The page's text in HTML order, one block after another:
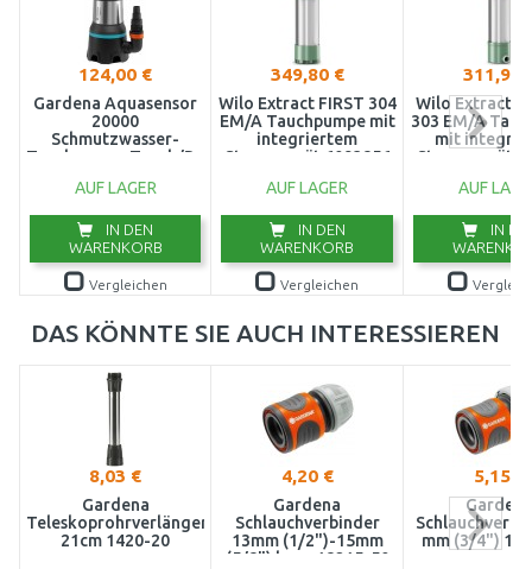
124,00 €
Gardena Aquasensor
20000
Schmutzwasser-
Tauchpumpe,Tauch/Druckpumpe
9044-20
AUF LAGER
IN DEN
WARENKORB
Vergleichen
349,80 €
Wilo Extract FIRST 304
EM/A Tauchpumpe mit
integriertem
Steuergerät 6093856
AUF LAGER
IN DEN
WARENKORB
Vergleichen
311,90
Wilo Extract
303 EM/A
mit
Steuergerät
AUF
IN
DAS KÖNNTE SIE AUCH INTERESSIEREN
8,03 €
Gardena
Teleskoprohrverlängerung,
21cm 1420-20
4,20 €
Gardena
Schlauchverbinder
13mm (1/2")-15mm
(5/8") lose, 18215-50
5,15 €
Gardena
mm (3/4")